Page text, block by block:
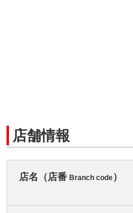
店舗情報
店名（店番 Branch code）